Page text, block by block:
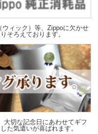
ィック）等、Zippoに欠かせ
そろえております。
大切な記念日にあわせてギフ
た気遣いが喜ばれます。